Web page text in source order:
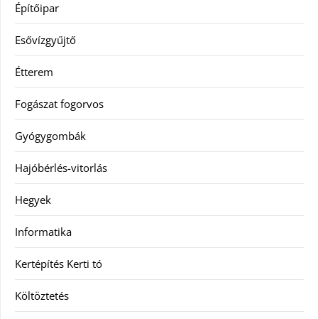
Építőipar
Esővízgyűjtő
Étterem
Fogászat fogorvos
Gyógygombák
Hajóbérlés-vitorlás
Hegyek
Informatika
Kertépítés Kerti tó
Költöztetés